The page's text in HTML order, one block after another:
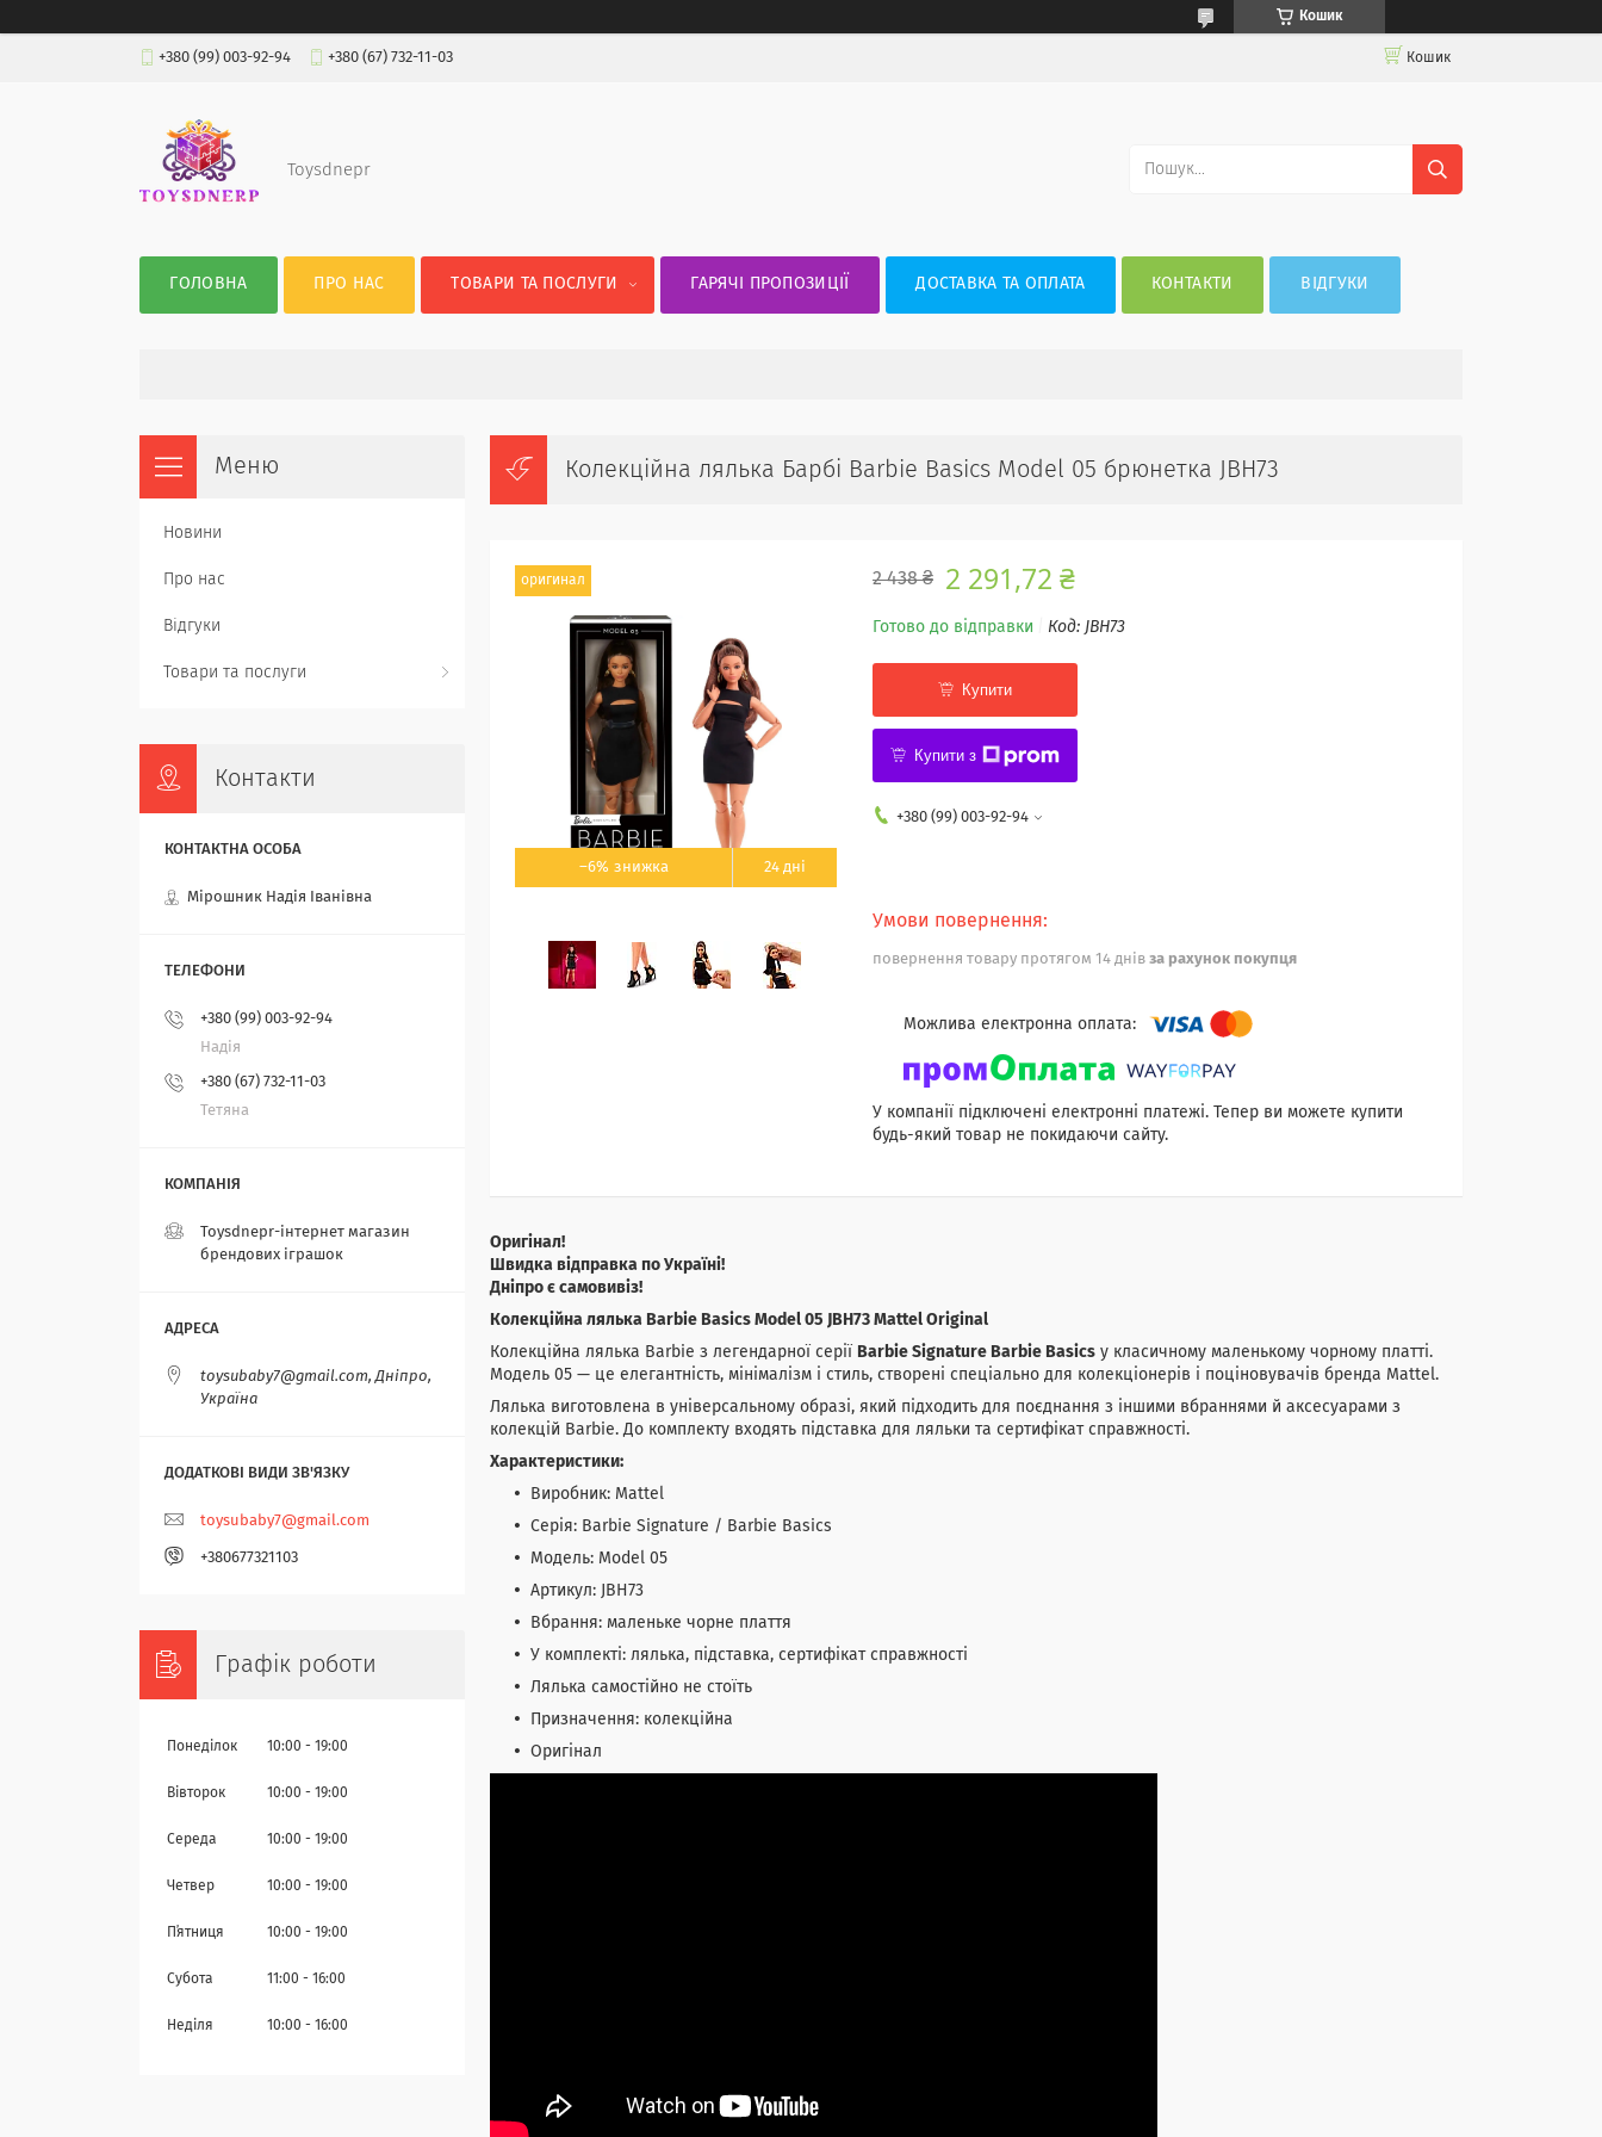
Кошик
+380 (99) 003-92-94 +380 (67) 732-11-03 Кошик
Toysdnepr
ГОЛОВНА ПРО НАС ТОВАРИ ТА ПОСЛУГИ ГАРЯЧІ ПРОПОЗИЦІЇ ДОСТАВКА ТА ОПЛАТА КОНТАКТИ ВІДГУКИ
Колекційна лялька Барбі Barbie Basics Model 05 брюнетка JBH73
–6% 24 дні
оригинал 2 438 ₴ 2 291,72 ₴
Готово до відправки Код: JBH73
Купити
Купити з
+380 (99) 003-92-94
повернення товару протягом 14 днів за рахунок покупця
У компанії підключені електронні платежі. Тепер ви можете купити
будь-який товар не покидаючи сайту.
Оригінал!
Швидка відправка по Україні!
Дніпро є самовивіз!
Колекційна лялька Barbie Basics Model 05 JBH73 Mattel Original
Колекційна лялька Barbie з легендарної серії Barbie Signature Barbie Basics у класичному маленькому чорному платті.
Модель 05 — це елегантність, мінімалізм і стиль, створені спеціально для колекціонерів і поціновувачів бренда Mattel.
Лялька виготовлена в універсальному образі, який підходить для поєднання з іншими вбраннями й аксесуарами з
колекцій Barbie. До комплекту входять підставка для ляльки та сертифікат справжності.
Характеристики:
Виробник: Mattel
Серія: Barbie Signature / Barbie Basics
Модель: Model 05
Артикул: JBH73
Вбрання: маленьке чорне плаття
У комплекті: лялька, підставка, сертифікат справжності
Лялька самостійно не стоїть
Призначення: колекційна
Оригінал
Новини
Про нас
Відгуки
Товари та послуги
Контакти
Мірошник Надія Іванівна
+380 (99) 003-92-94
Надія
+380 (67) 732-11-03
Тетяна
Toysdnepr-інтернет магазин
брендових іграшок
toysubaby7@gmail.com, Дніпро,
Україна
toysubaby7@gmail.com
+380677321103
Графік роботи
Понеділок 10:00 19:00
Вівторок 10:00 19:00
Середа 10:00 19:00
Четвер 10:00 19:00
Пʼятниця 10:00 19:00
Субота 11:00 16:00
Неділя 10:00 16:00